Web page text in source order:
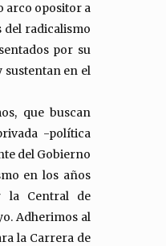
arco opositor a
del radicalismo
por su
sustentan en el
que buscan
-política
del Gobierno
en los años
la Central de
Adherimos al
la Carrera de